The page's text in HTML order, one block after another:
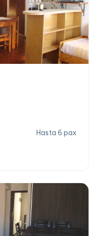
Hasta 6 pax